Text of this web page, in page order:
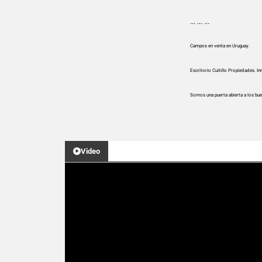
... ... ...
Campos en venta en Uruguay.
Escritorio Cuitiño Propiedades.
Somos una puerta abierta a los
Video